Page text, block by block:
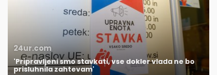
24ur.com
'Pripravljeni smo stavkati, vse dokler vlada ne bo
prisluhnila zahtevam'